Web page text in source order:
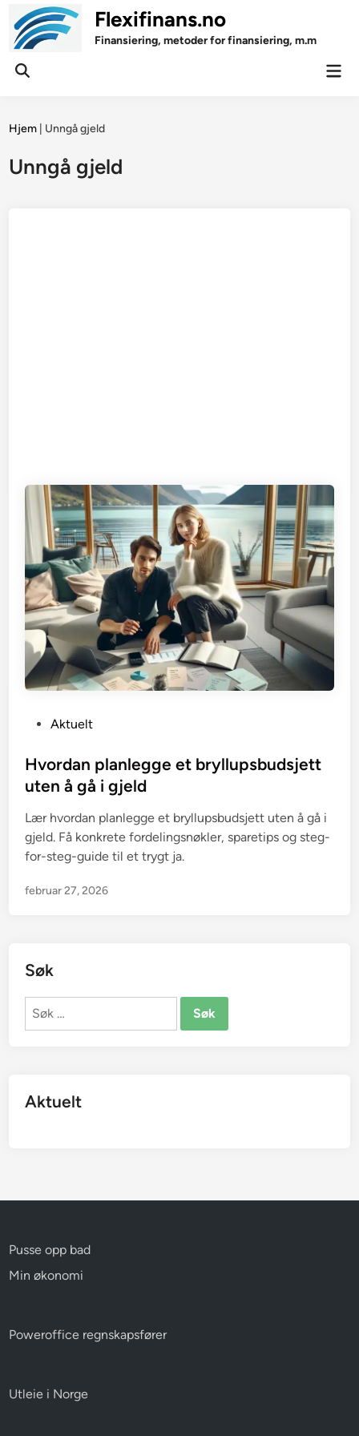
content
Flexifinans.no
Finansiering, metoder for finansiering, m.m
Open
Hjem Unngå gjeld
Unngå gjeld
s
t
d
i
n
Aktuelt
Hvordan planlegge et bryllupsbudsjett
uten å gå i gjeld
Lær hvordan planlegge et bryllupsbudsjett uten å gå i
gjeld. Få konkrete fordelingsnøkler, sparetips og steg-
for-steg-guide til et trygt ja.
februar 27, 2026
Søk
Søk
Aktuelt
Pusse opp bad
Min økonomi
Poweroffice regnskapsfører
Utleie i Norge